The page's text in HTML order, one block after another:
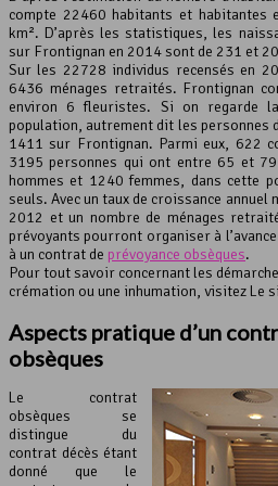
compte 22460 habitants et habitantes
km². D’après les statistiques, les
sur Frontignan en 2014 sont de 231 et
Sur les 22728 individus recensés en
6436 ménages retraités. Frontignan
environ 6 fleuristes. Si on regarde
population, autrement dit les personnes
1411 sur Frontignan. Parmi eux, 622
3195 personnes qui ont entre 65 et
hommes et 1240 femmes, dans cette
seuls. Avec un taux de croissance
2012 et un nombre de ménages
prévoyants pourront organiser à
à un contrat de prévoyance obsèques.
Pour tout savoir concernant les
crémation ou une inhumation, visitez Le
Aspects pratique d’un
obsèques
Le contrat
obsèques se
distingue du
contrat décès étant
donné que le